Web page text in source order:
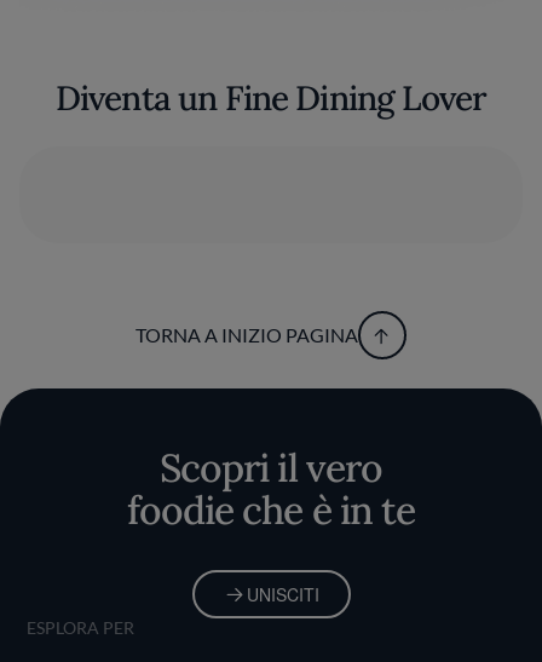
Diventa un Fine Dining Lover
TORNA A INIZIO PAGINA
Scopri il vero
foodie che è in te
UNISCITI
ESPLORA PER